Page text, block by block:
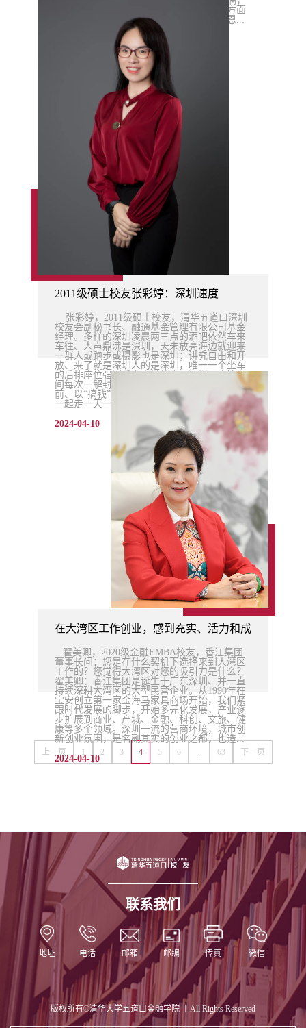
北上广深一线城市表现得更严重。但另一方面
也普遍存在大量车位被闲置的现象。据贝恩...
2011级硕士校友张彩婷：深圳速度
张彩婷，2011级硕士校友，清华五道口深圳
校友会副秘书长、融通基金管理有限公司基金
经理。多样的深圳凌晨两三点的酒吧依然车来
车往、人声鼎沸是深圳，天未放亮海边就迎来
一群人或跑步或摄影也是深圳；讲究自由和开
放、来了就是深圳人的是深圳，唯一一个坐车
的后排座位强制系安全带的也是深圳；疫情期
间每次一解封地铁人流量就立刻恢复到疫情
前、以“搞钱”为口号的是深圳，十万多人聚在
一起走一天一夜完成一百公里、或用一...
2024-04-10
在大湾区工作创业，感到充实、活力和成就感——
翟美卿，2020级金融EMBA校友，香江集团
董事长问：您是在什么契机下选择来到大湾区
工作的？您觉得大湾区对您的吸引力是什么？
翟美卿：香江集团是诞生于广东深圳、并一直
持续深耕大湾区的大型民营企业。从1990年在
宝安创立第一家金海马家具商场开始，我们紧
跟时代发展的脚步，开始多元化发展，产业逐
步扩展到商业、产城、金融、科创、文旅、健
康等多个领域。深圳一流的营商环境，城市创
新创业氛围，是名副其实的创业之都，也造...
2024-04-10
上一页 1 2 3 4 5 6 ... 63 下一页
联系我们
地址 电话 邮箱 邮编 传真 微信
版权所有©清华大学五道口金融学院 丨All Rights Reserved